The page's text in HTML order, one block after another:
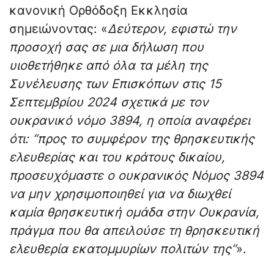
κανονική Ορθόδοξη Εκκλησία
σημειώνοντας: «Δεύτερον, εφιστώ την
προσοχή σας σε μια δήλωση που
υιοθετήθηκε από όλα τα μέλη της
Συνέλευσης των Επισκόπων στις 15
Σεπτεμβρίου 2024 σχετικά με τον
ουκρανικό νόμο 3894, η οποία αναφέρει
ότι: “προς το συμφέρον της θρησκευτικής
ελευθερίας και του κράτους δικαίου,
προσευχόμαστε ο ουκρανικός Νόμος 3894
να μην χρησιμοποιηθεί για να διωχθεί
καμία θρησκευτική ομάδα στην Ουκρανία,
πράγμα που θα απειλούσε τη θρησκευτική
ελευθερία εκατομμυρίων πολιτών της”».